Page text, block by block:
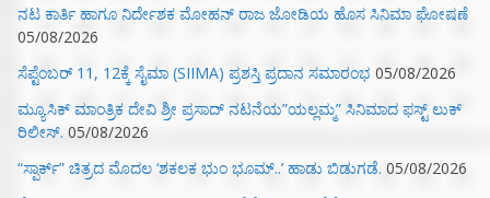
ನಟ ಕಾರ್ತಿ ಹಾಗೂ ನಿರ್ದೇಶಕ ಮೋಹನ್ ರಾಜ ಜೋಡಿಯ ಹೊಸ ಸಿನಿಮಾ ಘೋಷಣೆ
05/08/2026
ಸೆಪ್ಟೆಂಬರ್ 11, 12ಕ್ಕೆ ಸೈಮಾ (SIIMA) ಪ್ರಶಸ್ತಿ ಪ್ರದಾನ ಸಮಾರಂಭ 05/08/2026
ಮ್ಯೂಸಿಕ್‌ ಮಾಂತ್ರಿಕ ದೇವಿ ಶ್ರೀ ಪ್ರಸಾದ್ ನಟನೆಯ”ಯಲ್ಲಮ್ಮ” ಸಿನಿಮಾದ ಫಸ್ಟ್‌ ಲುಕ್‌
ರಿಲೀಸ್. 05/08/2026
“ಸ್ಪಾರ್ಕ್” ಚಿತ್ರದ ಮೊದಲ‌ ‘ಶಕಲಕ ಭುಂ‌ ಭೂಮ್..’ ಹಾಡು ಬಿಡುಗಡೆ. 05/08/2026